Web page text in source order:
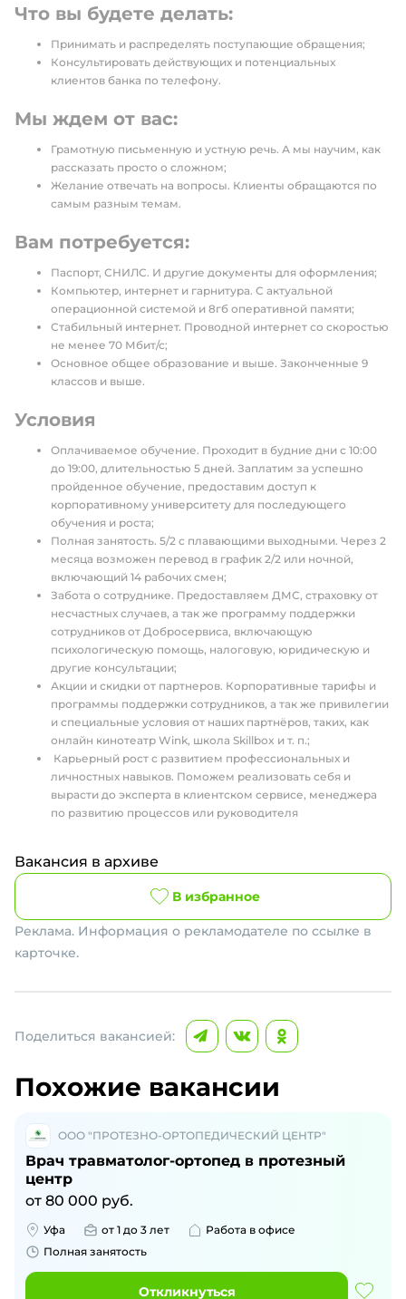
Что вы будете делать:
Принимать и распределять поступающие обращения;
Консультировать действующих и потенциальных
клиентов банка по телефону.
Мы ждем от вас:
Грамотную письменную и устную речь. А мы научим, как
рассказать просто о сложном;
Желание отвечать на вопросы. Клиенты обращаются по
самым разным темам.
Вам потребуется:
Паспорт, СНИЛС. И другие документы для оформления;
Компьютер, интернет и гарнитура. С актуальной
операционной системой и 8гб оперативной памяти;
Стабильный интернет. Проводной интернет со скоростью
не менее 70 Мбит/с;
Основное общее образование и выше. Законченные 9
классов и выше.
Условия
Оплачиваемое обучение. Проходит в будние дни с 10:00
до 19:00, длительностью 5 дней. Заплатим за успешно
пройденное обучение, предоставим доступ к
корпоративному университету для последующего
обучения и роста;
Полная занятость. 5/2 с плавающими выходными. Через 2
месяца возможен перевод в график 2/2 или ночной,
включающий 14 рабочих смен;
Забота о сотруднике. Предоставляем ДМС, страховку от
несчастных случаев, а так же программу поддержки
сотрудников от Добросервиса, включающую
психологическую помощь, налоговую, юридическую и
другие консультации;
Акции и скидки от партнеров. Корпоративные тарифы и
программы поддержки сотрудников, а так же привилегии
и специальные условия от наших партнёров, таких, как
онлайн кинотеатр Wink, школа Skillbox и т. п.;
Карьерный рост с развитием профессиональных и
личностных навыков. Поможем реализовать себя и
вырасти до эксперта в клиентском сервисе, менеджера
по развитию процессов или руководителя
Вакансия в архиве
В избранное
Реклама. Информация о рекламодателе по ссылке в
карточке.
Поделиться вакансией:
Похожие вакансии
ООО "ПРОТЕЗНО-ОРТОПЕДИЧЕСКИЙ ЦЕНТР"
Врач травматолог-ортопед в протезный
центр
от 80 000 руб.
Уфа от 1 до 3 лет
Работа в офисе
Полная занятость
Откликнуться